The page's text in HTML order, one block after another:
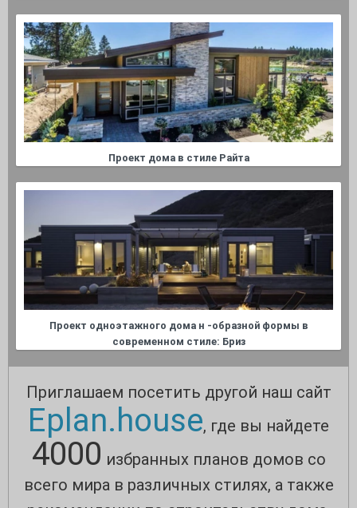
Проект дома в стиле Райта
Проект одноэтажного дома н -образной формы в
современном стиле: Бриз
Приглашаем посетить другой наш сайт
Eplan.house, где вы найдете
4000 избранных планов домов со
всего мира в различных стилях, а также